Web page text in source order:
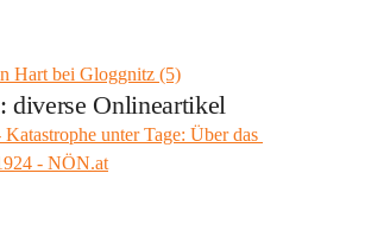
Hart bei Gloggnitz (5)
diverse Onlineartikel
unter Tage: Über das
- NÖN.at